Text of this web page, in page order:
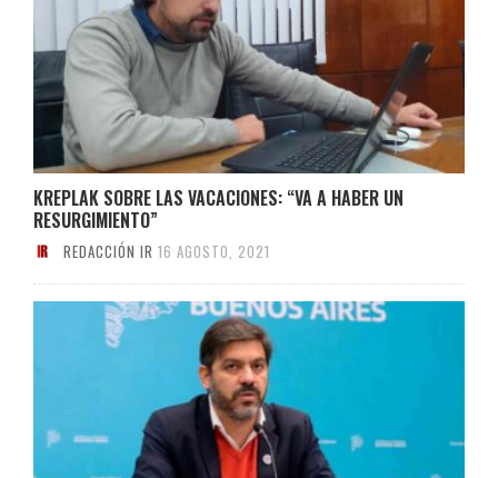
KREPLAK SOBRE LAS VACACIONES: “VA A HABER UN
RESURGIMIENTO”
REDACCIÓN IR 16 AGOSTO, 2021